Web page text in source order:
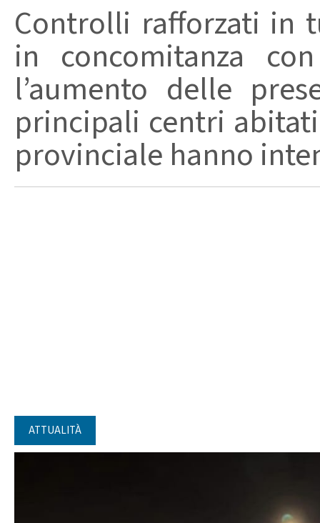
Controlli rafforzati in
in concomitanza
l’aumento delle
principali centri
provinciale hanno
ATTUALITÀ